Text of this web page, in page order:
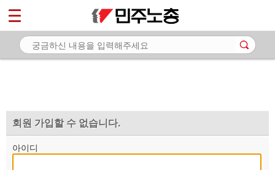
회원 가입할 수 없습니다.
아이디
마이페이지
소개
자료
부설기관